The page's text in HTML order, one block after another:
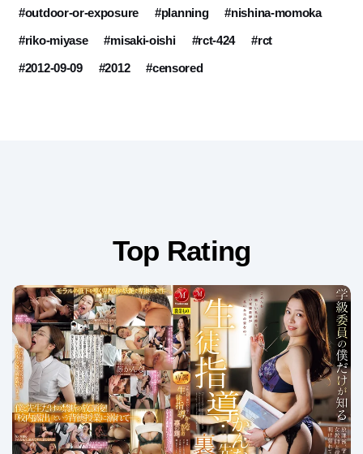
#outdoor-or-exposure #planning
#nishina-momoka
#riko-miyase
#misaki-oishi #rct-424
#rct
#2012-09-09
#2012 #censored
Top Rating